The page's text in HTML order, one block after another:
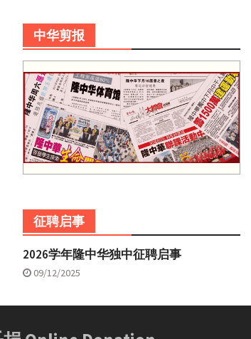
中华剪报
征聘启事
2026学年隆中华独中征聘启事
09/12/2025